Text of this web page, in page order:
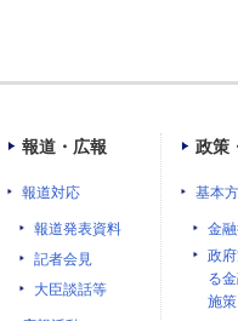
報道・広報
報道対応
報道発表資料
記者会見
大臣談話等
政策
基本
金
政
る
施策